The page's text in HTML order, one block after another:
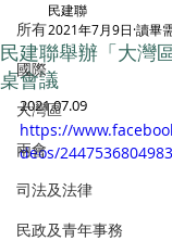
所有
國際
大灣區
兩會
司法及法律
民政及青年事務
民建聯舉辦「大灣
桌會議
民建聯
2021年7月9日 讀畢
2021.07.09
https://
deos/